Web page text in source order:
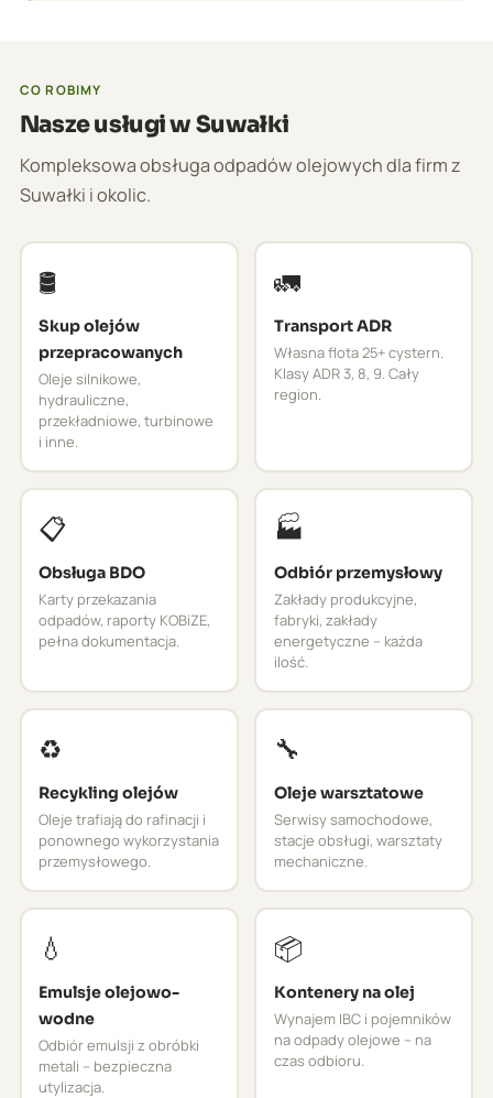
CO ROBIMY
Nasze usługi w Suwałki
Kompleksowa obsługa odpadów olejowych dla firm z
Suwałki i okolic.
🛢️
Skup olejów
przepracowanych
Oleje silnikowe,
hydrauliczne,
przekładniowe, turbinowe
i inne.
🚛
Transport ADR
Własna flota 25+ cystern.
Klasy ADR 3, 8, 9. Cały
region.
📋
Obsługa BDO
Karty przekazania
odpadów, raporty KOBiZE,
pełna dokumentacja.
🏭
Odbiór przemysłowy
Zakłady produkcyjne,
fabryki, zakłady
energetyczne – każda
ilość.
♻️
Recykling olejów
Oleje trafiają do rafinacji i
ponownego wykorzystania
przemysłowego.
🔧
Oleje warsztatowe
Serwisy samochodowe,
stacje obsługi, warsztaty
mechaniczne.
💧
Emulsje olejowo-
wodne
Odbiór emulsji z obróbki
metali – bezpieczna
utylizacja.
📦
Kontenery na olej
Wynajem IBC i pojemników
na odpady olejowe – na
czas odbioru.